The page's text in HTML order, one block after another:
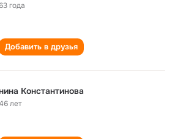
года
Добавить в друзья
Константинова
лет